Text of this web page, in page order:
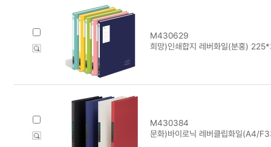
M430629
희망)인쇄합지 레버화일(분홍)
M430384
문화)바이로닉 레버클립화일(A4/